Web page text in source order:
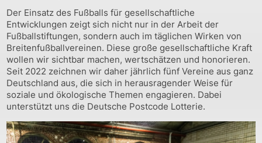
Der Einsatz des Fußballs für gesellschaftliche
Entwicklungen zeigt sich nicht nur in der Arbeit der
Fußballstiftungen, sondern auch im täglichen Wirken von
Breitenfußballvereinen. Diese große gesellschaftliche Kraft
wollen wir sichtbar machen, wertschätzen und honorieren.
Seit 2022 zeichnen wir daher jährlich fünf Vereine aus ganz
Deutschland aus, die sich in herausragender Weise für
soziale und ökologische Themen engagieren. Dabei
unterstützt uns die Deutsche Postcode Lotterie.